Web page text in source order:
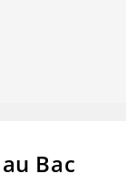
Bac